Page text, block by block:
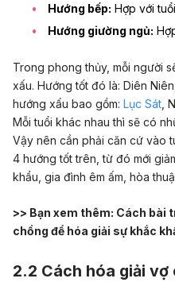
Hướng bếp: Hợp với
Hướng giường ngủ:
Trong phong thủy, mỗi người
xấu. Hướng tốt đó là: Diên
hướng xấu bao gồm: Lục Sát ,
Mỗi tuổi khác nhau thì sẽ có
Vậy nên cần phải căn cứ vào
4 hướng tốt trên, từ đó mới
khẩu, gia đình êm ấm, hòa
>> Bạn xem thêm: Cách bài
chồng để hóa giải sự khắc
2.2 Cách hóa giải